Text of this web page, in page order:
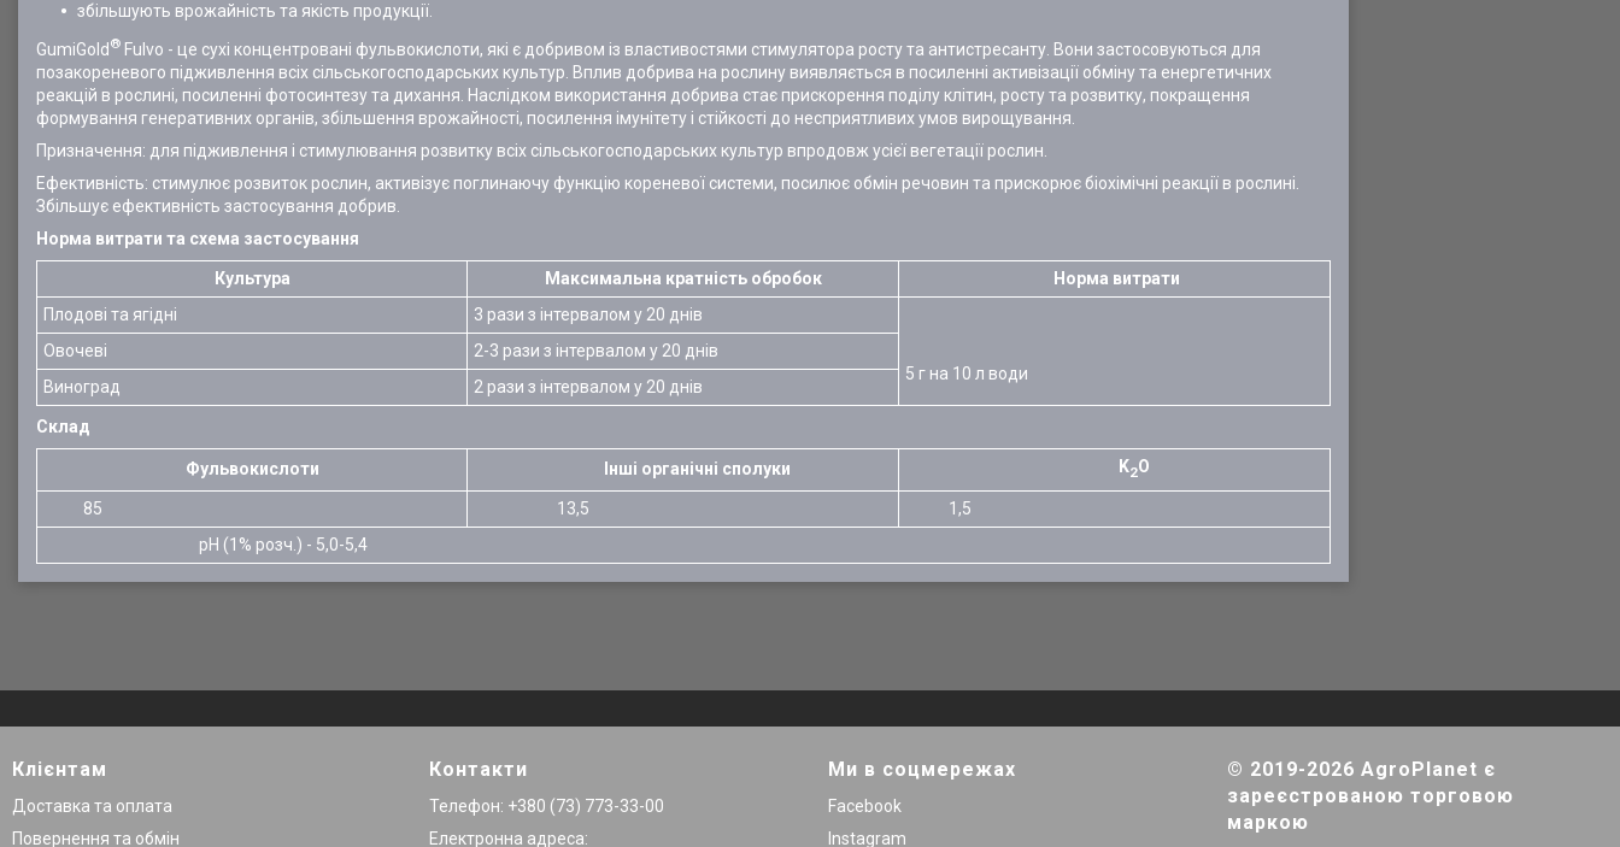
збільшують врожайність та якість продукції.
GumiGold ® Fulvo - це сухі концентровані фульвокислоти, які є добривом із властивостями стимулятора росту та антистресанту. Вони застосовуються для
позакореневого підживлення всіх сільськогосподарських культур. Вплив добрива на рослину виявляється в посиленні активізації обміну та енергетичних
реакцій в рослині, посиленні фотосинтезу та дихання. Наслідком використання добрива стає прискорення поділу клітин, росту та розвитку, покращення
формування генеративних органів, збільшення врожайності, посилення імунітету і стійкості до несприятливих умов вирощування.
Призначення: для підживлення і стимулювання розвитку всіх сільськогосподарських культур впродовж усієї вегетації рослин.
Ефективність: стимулює розвиток рослин, активізує поглинаючу функцію кореневої системи, посилює обмін речовин та прискорює біохімічні реакції в рослині.
Збільшує ефективність застосування добрив.
Норма витрати та схема застосування
Культура Максимальна кратність обробок
Норма витрати
Плодові та ягідні
3 рази з інтервалом у 20 днів
5 г на 10 л води
Овочеві
2-3 рази з інтервалом у 20 днів
Виноград
2 рази з інтервалом у 20 днів
Склад
Фульвокислоти Інші органічні сполуки K2O
85 13,5
1,5
рН (1% розч.) - 5,0-5,4
Клієнтам
Доставка та оплата
Повернення та обмін
Контакти
Телефон: +380 (73) 773-33-00
Електронна адреса:
Ми в соцмережах
Facebook
Instagram
© 2019-2026 AgroPlanet є
зареєстрованою торговою
маркою